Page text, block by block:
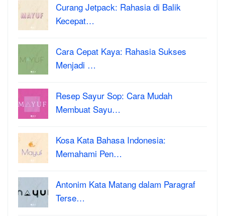
Curang Jetpack: Rahasia di Balik
Kecepat…
Cara Cepat Kaya: Rahasia Sukses
Menjadi …
Resep Sayur Sop: Cara Mudah
Membuat Sayu…
Kosa Kata Bahasa Indonesia:
Memahami Pen…
Antonim Kata Matang dalam Paragraf
Terse…